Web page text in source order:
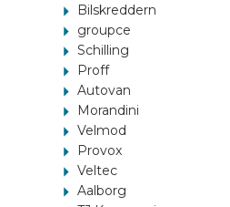
Bilskreddern
groupce
Schilling
Proff
Autovan
Morandini
Velmod
Provox
Veltec
Aalborg